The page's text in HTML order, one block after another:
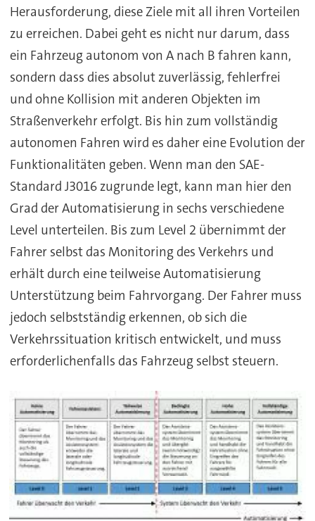
Herausforderung, diese Ziele mit all ihren Vorteilen
zu erreichen. Dabei geht es nicht nur darum, dass
ein Fahrzeug autonom von A nach B fahren kann,
sondern dass dies absolut zuverlässig, fehlerfrei
und ohne Kollision mit anderen Objekten im
Straßenverkehr erfolgt. Bis hin zum vollständig
autonomen Fahren wird es daher eine Evolution der
Funktionalitäten geben. Wenn man den SAE-
Standard J3016 zugrunde legt, kann man hier den
Grad der Automatisierung in sechs verschiedene
Level unterteilen. Bis zum Level 2 übernimmt der
Fahrer selbst das Monitoring des Verkehrs und
erhält durch eine teilweise Automatisierung
Unterstützung beim Fahrvorgang. Der Fahrer muss
jedoch selbstständig erkennen, ob sich die
Verkehrssituation kritisch entwickelt, und muss
erforderlichenfalls das Fahrzeug selbst steuern.